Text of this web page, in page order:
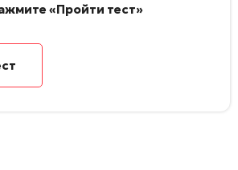
«Пройти тест»